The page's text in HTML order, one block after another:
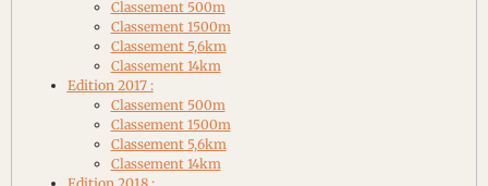
Classement 500m
Classement 1500m
Classement 5,6km
Classement 14km
Edition 2017 :
Classement 500m
Classement 1500m
Classement 5,6km
Classement 14km
Edition 2018 :